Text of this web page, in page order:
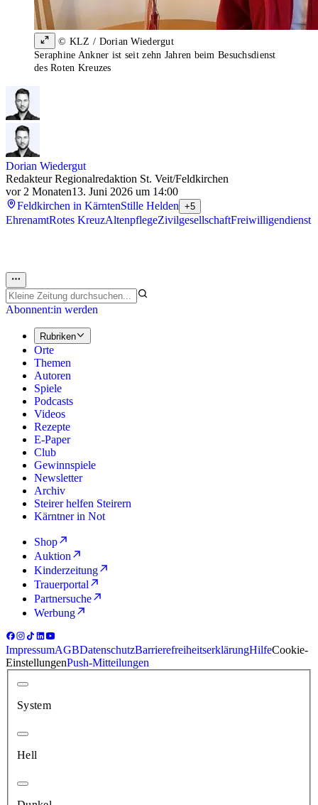
© KLZ / Dorian Wiedergut
Seraphine Ankner ist seit zehn Jahren beim Besuchsdienst
des Roten Kreuzes
Dorian Wiedergut
Redakteur Regionalredaktion St. Veit/Feldkirchen
vor 2 Monaten13. Juni 2026 um 14:00
Feldkirchen in KärntenStille Helden +5
EhrenamtRotes KreuzAltenpflegeZivilgesellschaftFreiwilligendienst
Abonnent:in werden
Rubriken
Orte
Themen
Autoren
Spiele
Podcasts
Videos
Rezepte
E-Paper
Club
Gewinnspiele
Newsletter
Archiv
Steirer helfen Steirern
Kärntner in Not
Shop
Auktion
Kinderzeitung
Trauerportal
Partnersuche
Werbung
ImpressumAGBDatenschutzBarrierefreiheitserklärungHilfeCookie-
EinstellungenPush-Mitteilungen
System
Hell